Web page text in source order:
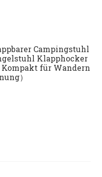
Campingstuhl
Klapphocker
für Wandern
）